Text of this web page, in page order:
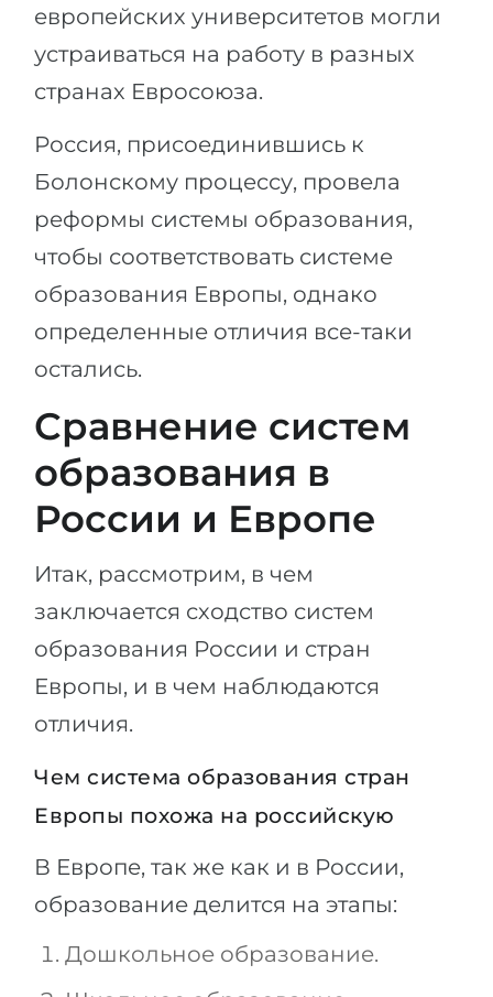
европейских университетов могли
устраиваться на работу в разных
странах Евросоюза.
Россия, присоединившись к
Болонскому процессу, провела
реформы системы образования,
чтобы соответствовать системе
образования Европы, однако
определенные отличия все-таки
остались.
Сравнение систем
образования в
России и Европе
Итак, рассмотрим, в чем
заключается сходство систем
образования России и стран
Европы, и в чем наблюдаются
отличия.
Чем система образования стран
Европы похожа на российскую
В Европе, так же как и в России,
образование делится на этапы:
Дошкольное образование.